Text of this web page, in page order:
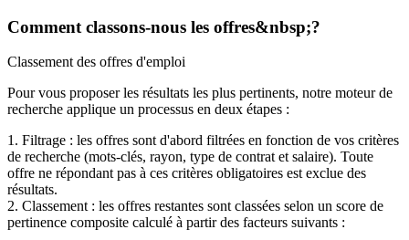
Comment classons-nous les offres&nbsp;?
Classement des offres d'emploi
Pour vous proposer les résultats les plus pertinents, notre moteur de
recherche applique un processus en deux étapes :
1. Filtrage : les offres sont d'abord filtrées en fonction de vos critères
de recherche (mots-clés, rayon, type de contrat et salaire). Toute
offre ne répondant pas à ces critères obligatoires est exclue des
résultats.
2. Classement : les offres restantes sont classées selon un score de
pertinence composite calculé à partir des facteurs suivants :